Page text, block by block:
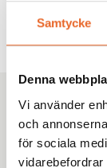
Samtycke
Denna
Vi använder
och
för sociala
vidarebefordrar
kr /m2
43,00kr
Kikiriki
Sedan 1993
med omnejd